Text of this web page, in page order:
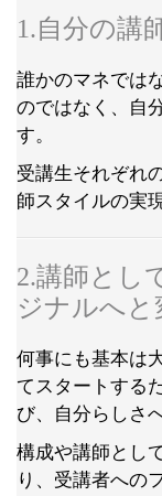
1.自分の講
誰かのマネでは
のではなく、自
す。
受講生それぞれ
師スタイルの実
2.講師とし
ジナルへと
何事にも基本は
てスタートする
び、自分らしさ
構成や講師とし
り、受講者への